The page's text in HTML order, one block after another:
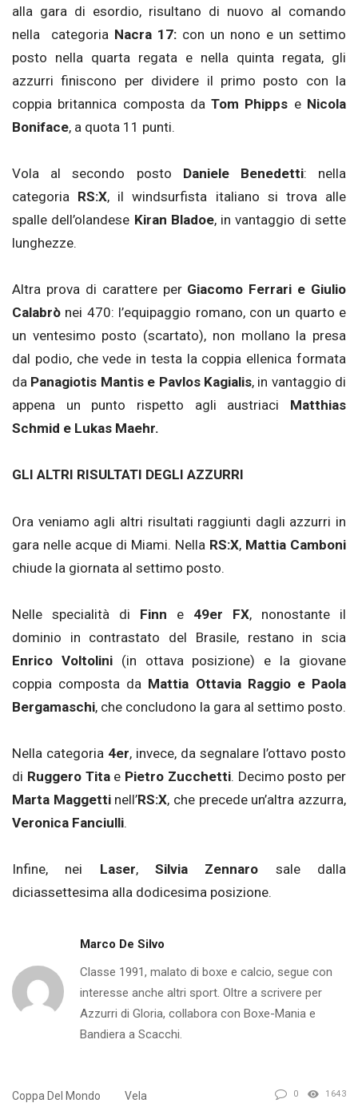
alla gara di esordio, risultano di nuovo al comando
nella categoria Nacra 17: con un nono e un settimo
posto nella quarta regata e nella quinta regata, gli
azzurri finiscono per dividere il primo posto con la
coppia britannica composta da Tom Phipps e Nicola
Boniface, a quota 11 punti.
Vola al secondo posto Daniele Benedetti: nella
categoria RS:X, il windsurfista italiano si trova alle
spalle dell’olandese Kiran Bladoe, in vantaggio di sette
lunghezze.
Altra prova di carattere perGiacomo Ferrari e Giulio
Calabrò nei 470: l’equipaggio romano, con un quarto e
un ventesimo posto (scartato), non mollano la presa
dal podio, che vede in testa la coppia ellenica formata
da Panagiotis Mantis e Pavlos Kagialis, in vantaggio di
appena un punto rispetto agli austriaci Matthias
Schmid e Lukas Maehr.
GLI ALTRI RISULTATI DEGLI AZZURRI
Ora veniamo agli altri risultati raggiunti dagli azzurri in
gara nelle acque di Miami. Nella RS:X, Mattia Camboni
chiude la giornata al settimo posto.
Nelle specialità di Finn e 49er FX, nonostante il
dominio in contrastato del Brasile, restano in scia
Enrico Voltolini(in ottava posizione) e la giovane
coppia composta da Mattia Ottavia Raggio e Paola
Bergamaschi, che concludono la gara al settimo posto.
Nella categoria 4er, invece, da segnalare l’ottavo posto
di Ruggero Titae Pietro Zucchetti. Decimo posto per
Marta Maggettinell’RS:X, che precede un’altra azzurra,
Veronica Fanciulli.
Infine, nei Laser,Silvia Zennaro sale dalla
diciassettesima alla dodicesima posizione.
Marco De Silvo
Classe 1991, malato di boxe e calcio, segue con
interesse anche altri sport. Oltre a scrivere per
Azzurri di Gloria, collabora con Boxe-Mania e
Bandiera a Scacchi.
Coppa Del Mondo Vela 0 1643